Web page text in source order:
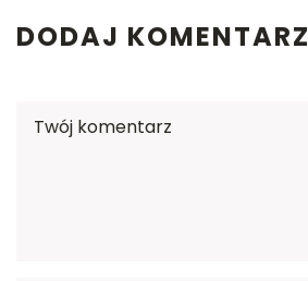
DODAJ KOMENTARZ